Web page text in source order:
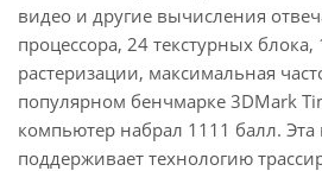
видео и другие вычисления
процессора, 24 текстурных блока,
растеризации, максимальная
популярном бенчмарке 3DMark
компьютер набрал 1111 балл. Эта
поддерживает технологию